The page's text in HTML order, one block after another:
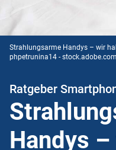
Strahlungsarme Handys – wir
phpetrunina14 -
Ratgeber
Handys